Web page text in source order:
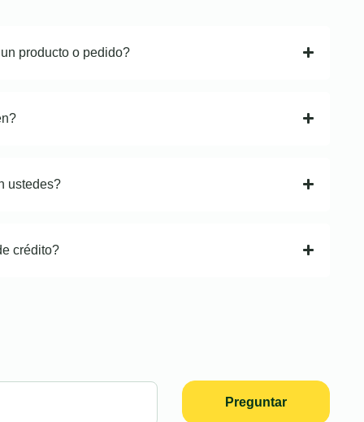
producto o pedido?
ustedes?
crédito?
Preguntar